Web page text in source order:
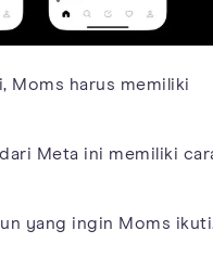
Moms harus memiliki
Meta ini memiliki
yang ingin Moms